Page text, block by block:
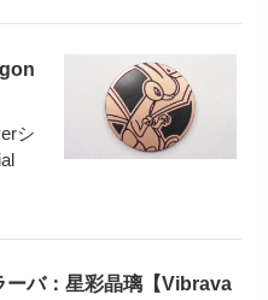
シ
ーバ：星彩晶璃【Vibrava